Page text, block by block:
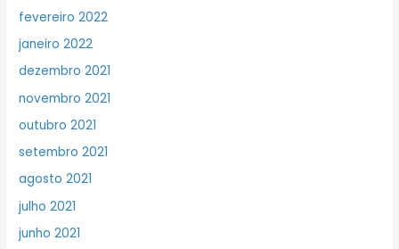
fevereiro 2022
janeiro 2022
dezembro 2021
novembro 2021
outubro 2021
setembro 2021
agosto 2021
julho 2021
junho 2021